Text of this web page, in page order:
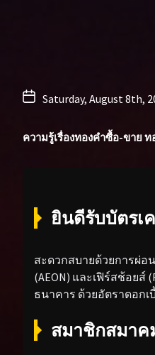
Saturday, August 8th,
ความรู้เรื่องทองคำซื้อ-ขาย ท
ยินดีรับบัตรเ
สะดวกสบายด้วยการผ่
(AEON) และเฟิร์สช้อยส์
ธนาคาร ด้วยอัตราดอกเ
สมาชิกสมาค